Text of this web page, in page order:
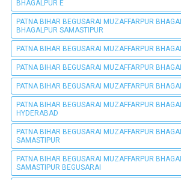
BHAGALPUR E
PATNA BIHAR BEGUSARAI MUZAFFARPUR
BHAGALPUR SAMASTIPUR
PATNA BIHAR BEGUSARAI MUZAFFARPUR
PATNA BIHAR BEGUSARAI MUZAFFARPUR
PATNA BIHAR BEGUSARAI MUZAFFARPUR
PATNA BIHAR BEGUSARAI MUZAFFARPUR
HYDERABAD
PATNA BIHAR BEGUSARAI MUZAFFARPUR
SAMASTIPUR
PATNA BIHAR BEGUSARAI MUZAFFARPUR
SAMASTIPUR BEGUSARAI